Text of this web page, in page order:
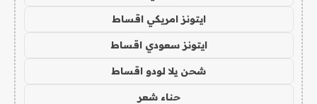
ايتونز امريكي اقساط
ايتونز سعودي اقساط
شحن يلا لودو اقساط
حناء شعر